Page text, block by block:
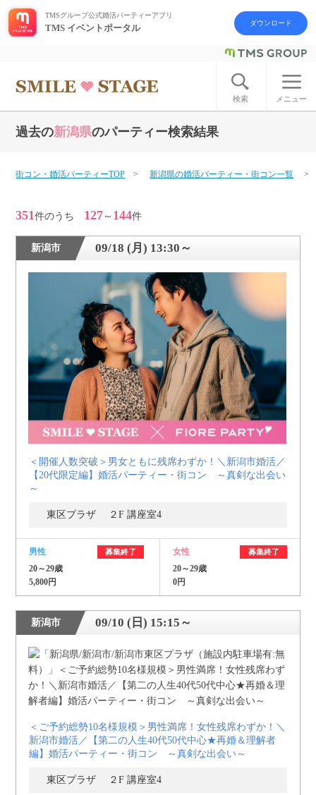
ログイン アカウント登録
はじめての方へ
今週の婚活パーティー
婚活パーティーの流れ
よくあるご質問
アフターアプローチとは
個人情報保護方針launch
子どもの安全基準に関するポリシーlaunch
運営会社launch
公式アカウントで最新情報を配信中！
の中から
個人情報保護のため
プライバシーマークを取得しております
TMSグループ公式婚活パーティーアプリ
TMS イベントポータル ダウンロード
検索 メニュー
過去の新潟県のパーティー検索結果
街コン・婚活パーティーTOP 新潟県の婚活パーティー・街コン一覧
351件のうち 127 ～ 144件
新潟市 09/18 (月) 13:30～
＜開催人数突破＞男女ともに残席わずか！＼新潟市婚活／
【20代限定編】婚活パーティー・街コン ～真剣な出会い
～
東区プラザ ２F 講座室4
男性 募集終了
20～29歳
5,800円
女性 募集終了
20～29歳
0円
新潟市 09/10 (日) 15:15～
＜ご予約総勢10名様規模＞男性満席！女性残席わずか！＼
新潟市婚活／【第二の人生40代50代中心★再婚＆理解者
編】婚活パーティー・街コン ～真剣な出会い～
東区プラザ ２F 講座室4